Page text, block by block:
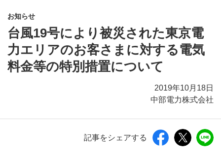
お知らせ
台風19号により被災された東京電
力エリアのお客さまに対する電気
料金等の特別措置について
2019年10月18日
中部電力株式会社
記事をシェアする